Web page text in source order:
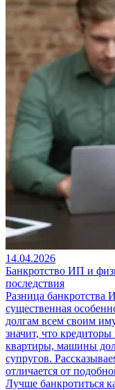
14.04.2026
Банкротство ИП и
последствия
Разница банкротства
существенная
долгам всем своим
значит, что
квартиры, машины
супругов.
отличается от
Лучше банкротиться